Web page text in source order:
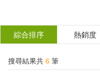
結
分類 (單選)
所有商品(6)
綜合排序 熱銷度
搜尋結果共 6 筆